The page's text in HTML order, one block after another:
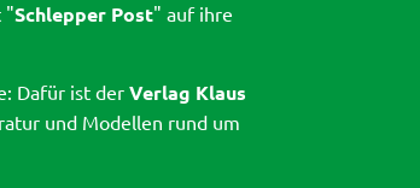
"Schlepper Post" auf ihre
Dafür ist der Verlag Klaus
und Modellen rund um